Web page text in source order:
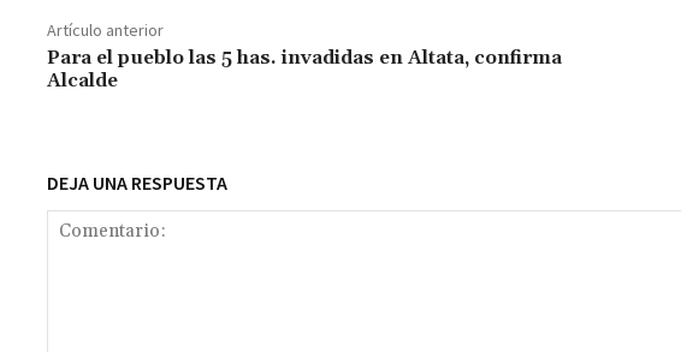
o
o
k
sA
p
ge m Li ar
Artículo anterior
Para el pueblo las 5 has. invadidas en Altata, confirma
Alcalde
DEJA UNA RESPUESTA